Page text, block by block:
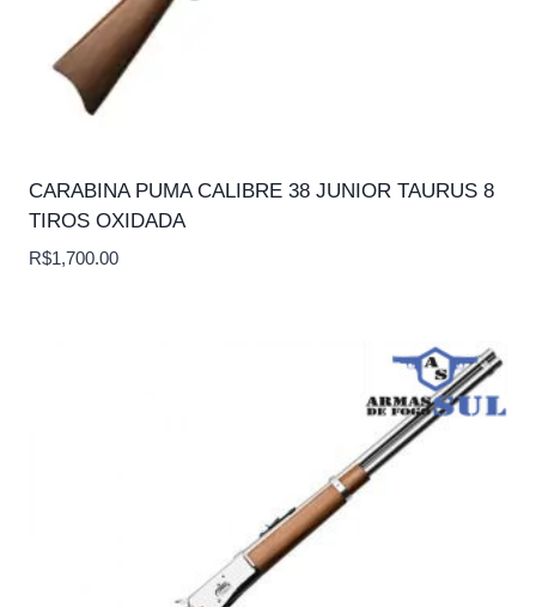
CARABINA PUMA CALIBRE 38 JUNIOR TAURUS 8
TIROS OXIDADA
R$1,700.00